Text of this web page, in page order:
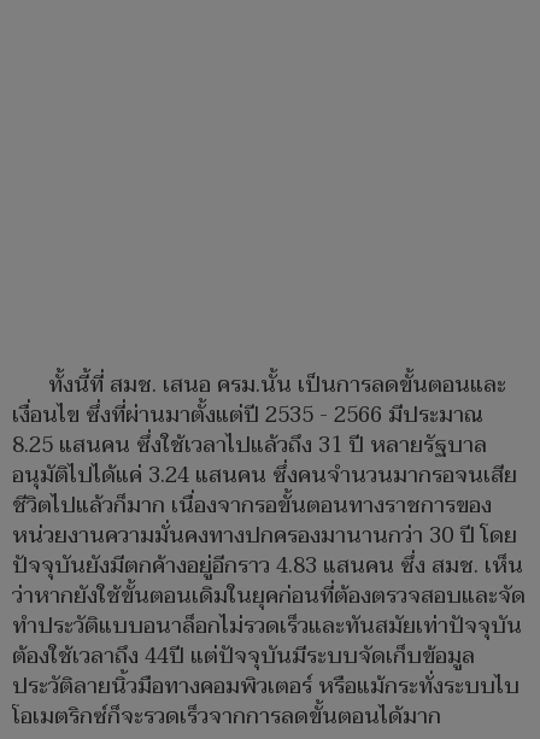
ทั้งนี้ที่ สมช. เสนอ ครม.นั้น เป็นการลดขั้นตอนและ
เงื่อนไข ซึ่งที่ผ่านมาตั้งแต่ปี 2535 - 2566 มีประมาณ
8.25 แสนคน ซึ่งใช้เวลาไปแล้วถึง 31 ปี หลายรัฐบาล
อนุมัติไปได้แค่ 3.24 แสนคน ซึ่งคนจำนวนมากรอจนเสีย
ชีวิตไปแล้วก็มาก เนื่องจากรอขั้นตอนทางราชการของ
หน่วยงานความมั่นคงทางปกครองมานานกว่า 30 ปี โดย
ปัจจุบันยังมีตกค้างอยู่อีกราว 4.83 แสนคน ซึ่ง สมช. เห็น
ว่าหากยังใช้ขั้นตอนเดิมในยุคก่อนที่ต้องตรวจสอบและจัด
ทำประวัติแบบอนาล็อกไม่รวดเร็วและทันสมัยเท่าปัจจุบัน
ต้องใช้เวลาถึง 44ปี แต่ปัจจุบันมีระบบจัดเก็บข้อมูล
ประวัติลายนิ้วมือทางคอมพิวเตอร์ หรือแม้กระทั่งระบบไบ
โอเมตริกซ์ก็จะรวดเร็วจากการลดขั้นตอนได้มาก